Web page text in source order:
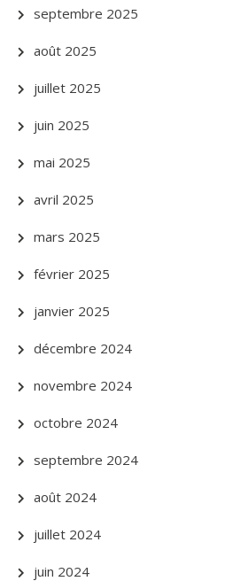
septembre 2025
août 2025
juillet 2025
juin 2025
mai 2025
avril 2025
mars 2025
février 2025
janvier 2025
décembre 2024
novembre 2024
octobre 2024
septembre 2024
août 2024
juillet 2024
juin 2024